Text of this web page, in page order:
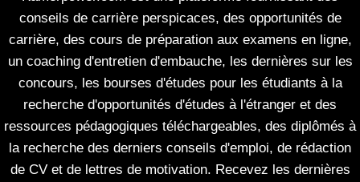
conseils de carrière perspicaces, des opportunités de
carrière, des cours de préparation aux examens en ligne,
un coaching d'entretien d'embauche, les dernières sur les
concours, les bourses d'études pour les étudiants à la
recherche d'opportunités d'études à l'étranger et des
ressources pédagogiques téléchargeables, des diplômés à
la recherche des derniers conseils d'emploi, de rédaction
de CV et de lettres de motivation. Recevez les dernières